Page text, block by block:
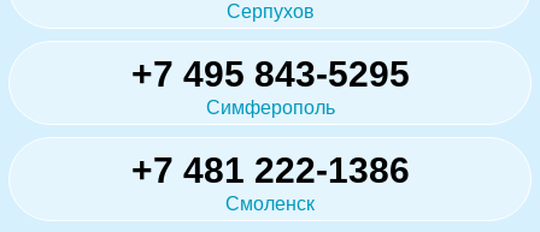
Серпухов
+7 495 843-5295
Симферополь
+7 481 222-1386
Смоленск